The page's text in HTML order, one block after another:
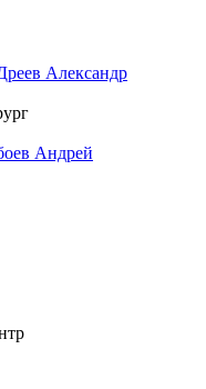
Александр
Андрей